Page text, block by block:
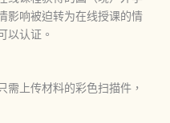
影响被迫转为在线授课的情
以认证。
需上传材料的彩色扫描件，